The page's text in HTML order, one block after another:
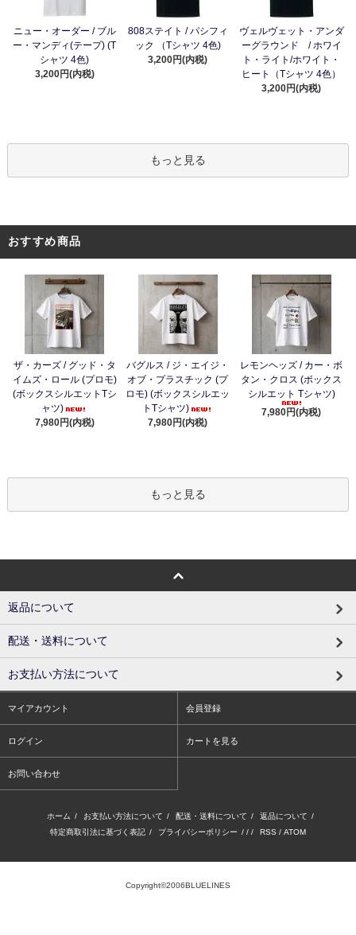
ニュー・オーダー / ブル
ー・マンディ(テープ) (T
シャツ 4色)
3,200円(内税)
808ステイト / パシフィ
ック （Tシャツ 4色)
3,200円(内税)
ヴェルヴェット・アンダ
ーグラウンド / ホワイ
ト・ライト/ホワイト・
ヒート（Tシャツ 4色）
3,200円(内税)
もっと見る
おすすめ商品
ザ・カーズ / グッド・タ
イムズ・ロール (プロモ)
(ボックスシルエットTシ
ャツ)
7,980円(内税)
バグルス / ジ・エイジ・
オブ・プラスチック (プ
ロモ) (ボックスシルエッ
トTシャツ)
7,980円(内税)
レモンヘッズ / カー・ボ
タン・クロス (ボックス
シルエット Tシャツ)
7,980円(内税)
もっと見る
返品について
配送・送料について
お支払い方法について
マイアカウント 会員登録
ログイン カートを見る
お問い合わせ
ホーム / お支払い方法について / 配送・送料について / 返品について /
特定商取引法に基づく表記 / プライバシーポリシー / / / RSS / ATOM
Copyright©2006BLUELINES